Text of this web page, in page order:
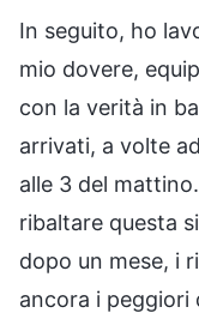
In seguito, ho
mio dovere,
con la verità in
arrivati, a volte
alle 3 del
ribaltare questa
dopo un mese, i
ancora i peggiori